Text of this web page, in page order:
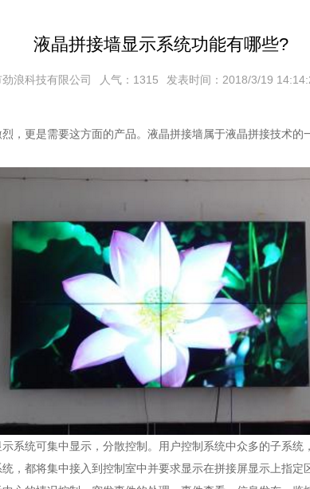
液晶拼接墙显示系统功能有哪些?
浪科技有限公司 人气：1315 发表时间：2018/3/19
，更是需要这方面的产品。液晶拼接墙属于液晶拼接技术
系统可集中显示，分散控制。用户控制系统中众多的子系统
，都将集中接入到控制室中并要求显示在拼接屏显示上指